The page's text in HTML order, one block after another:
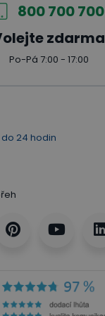
800 700 700
zdarma
Po-Pá 7:00 - 17:00
24 hodin